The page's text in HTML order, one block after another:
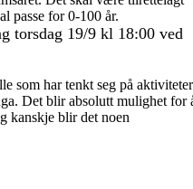
passe for 0-100 år.
torsdag 19/9 kl 18:00 ved
som har tenkt seg på
Det blir absolutt mulighet for
kanskje blir det noen